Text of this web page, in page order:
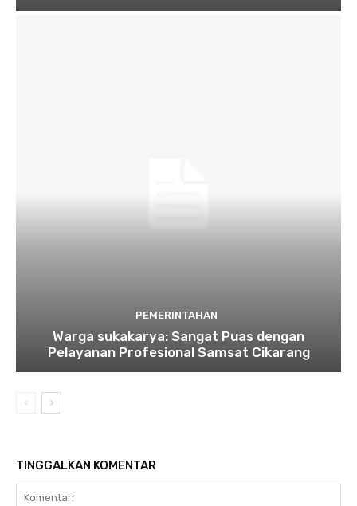
PEMERINTAHAN
Warga sukakarya: Sangat Puas dengan
Pelayanan Profesional Samsat Cikarang
TINGGALKAN KOMENTAR